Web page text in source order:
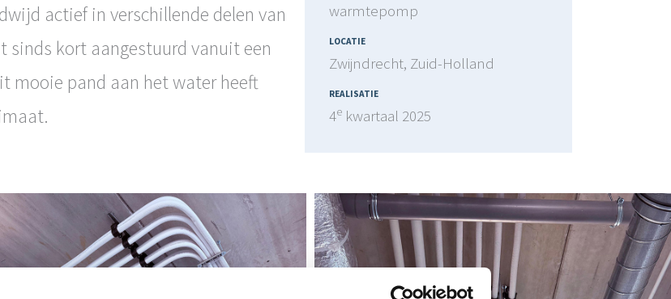
actief in verschillende delen van
kort aangestuurd vanuit een
mooie pand aan het water heeft
warmtepomp
LOCATIE
Zwijndrecht, Zuid-Holland
REALISATIE
4e kwartaal 2025